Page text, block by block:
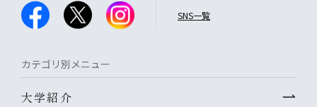
SNS一覧
カテゴリ別メニュー
大学紹介